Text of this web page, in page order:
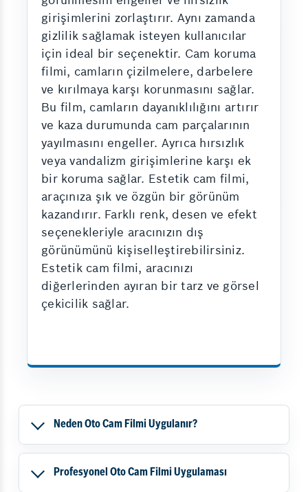
girişimlerini zorlaştırır. Aynı zamanda
gizlilik sağlamak isteyen kullanıcılar
için ideal bir seçenektir. Cam koruma
filmi, camların çizilmelere, darbelere
ve kırılmaya karşı korunmasını sağlar.
Bu film, camların dayanıklılığını artırır
ve kaza durumunda cam parçalarının
yayılmasını engeller. Ayrıca hırsızlık
veya vandalizm girişimlerine karşı ek
bir koruma sağlar. Estetik cam filmi,
araçınıza şık ve özgün bir görünüm
kazandırır. Farklı renk, desen ve efekt
seçenekleriyle aracınızın dış
görünümünü kişiselleştirebilirsiniz.
Estetik cam filmi, aracınızı
diğerlerinden ayıran bir tarz ve görsel
çekicilik sağlar.
Neden Oto Cam Filmi Uygulanır?
Profesyonel Oto Cam Filmi Uygulaması